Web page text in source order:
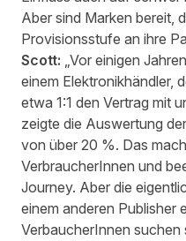
Aber sind Marken bereit,
Provisionsstufe an ihre
Scott: „Vor einigen
einem Elektronikhändler,
etwa 1:1 den Vertrag mit
zeigte die Auswertung
von über 20 %. Das
VerbraucherInnen und
Journey. Aber die
einem anderen Publisher
VerbaucherInnen